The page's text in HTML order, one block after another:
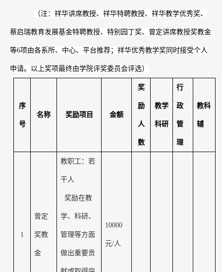
（注：祥华讲席教授、祥华特聘教授、祥华教学优秀奖、
蔡启瑞教育发展基金特聘教授、特别园丁奖、曾定讲席教授奖教金
等6项由各系所、中心、平台推荐；祥华优秀教学奖同时接受个人
申请。以上奖项最终由学院评奖委员会评选）
序
号
名称 奖励项目 金额
奖
励
人
数
教学
科研
行
政
管
理
教科
辅
1
曾定
奖教
金
教职工：若
干人
奖励在教
学、科研、
管理等方面
做出重要贡
10000
元/人